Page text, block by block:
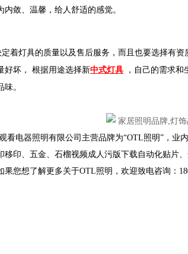
、温馨，给人舒适的感觉。
着灯具的质量以及售后服务，而且也要选择有资质的
好坏 ， 根据用途选择新中式灯具 ，自己的需求
。
电器照明有限公司主营品牌为“OTL照明”，业内
、丝印移印、五金、石榴视频成人污版下载自动
果您想了解更多关于OTL照明，欢迎致电咨询：